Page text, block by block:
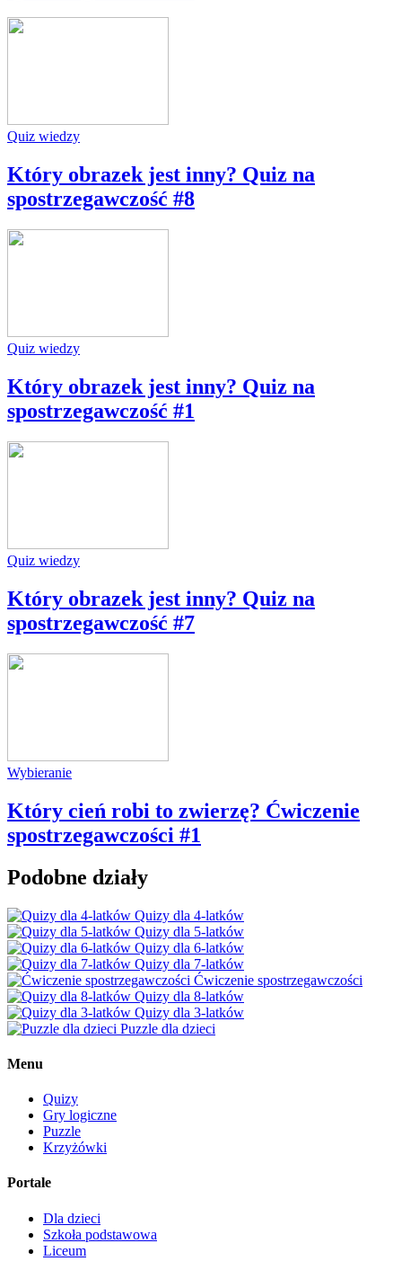
Quiz wiedzy
Który obrazek jest inny? Quiz na
spostrzegawczość #8
Quiz wiedzy
Który obrazek jest inny? Quiz na
spostrzegawczość #1
Quiz wiedzy
Który obrazek jest inny? Quiz na
spostrzegawczość #7
Wybieranie
Który cień robi to zwierzę? Ćwiczenie
spostrzegawczości #1
Podobne działy
Quizy dla 4-latków
Quizy dla 5-latków
Quizy dla 6-latków
Quizy dla 7-latków
Ćwiczenie spostrzegawczości
Quizy dla 8-latków
Quizy dla 3-latków
Puzzle dla dzieci
Menu
Quizy
Gry logiczne
Puzzle
Krzyżówki
Portale
Dla dzieci
Szkoła podstawowa
Liceum